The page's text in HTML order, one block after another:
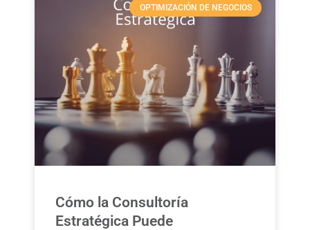
OPTIMIZACIÓN DE NEGOCIOS
Cómo la Consultoría
Estratégica Puede